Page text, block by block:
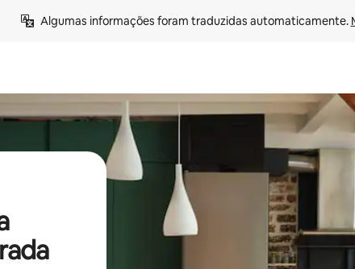
Algumas informações foram traduzidas automaticamente.